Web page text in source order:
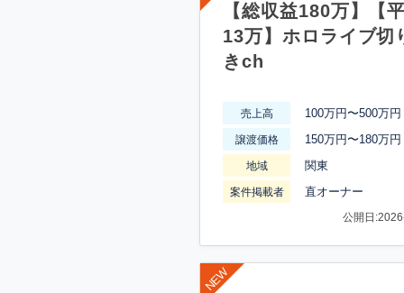
【総収益180万】【
13万】ホロライブ切
きch
売上高 100万円〜500万円
譲渡価格 150万円〜180万円
地域 関東
案件掲載者 直オーナー
公開日